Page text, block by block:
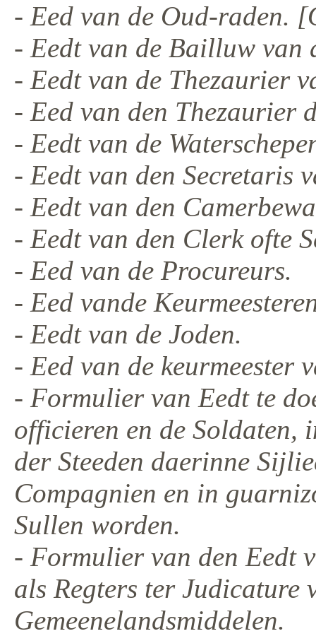
- Eed van de Oud-raden.
- Eedt van de Bailluw van
- Eedt van de Thezaurier
- Eed van den Thezaurier
- Eedt van de
- Eedt van den Secretaris
- Eedt van den
- Eedt van den Clerk ofte
- Eed van de Procureurs.
- Eed vande
- Eedt van de Joden.
- Eed van de keurmeester
- Formulier van Eedt te
officieren en de Soldaten,
der Steeden daerinne
Compagnien en in
Sullen worden.
- Formulier van den Eedt
als Regters ter Judicature
Gemeenelandsmiddelen.